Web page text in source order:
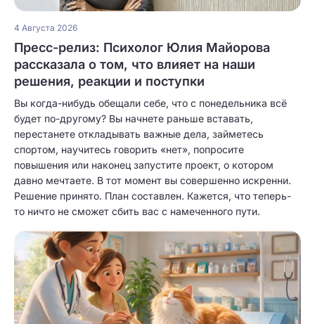
4 Августа 2026
Пресс-релиз: Психолог Юлия Майорова
рассказала о том, что влияет на наши
решения, реакции и поступки
Вы когда-нибудь обещали себе, что с понедельника всё
будет по-другому? Вы начнете раньше вставать,
перестанете откладывать важные дела, займетесь
спортом, научитесь говорить «нет», попросите
повышения или наконец запустите проект, о котором
давно мечтаете. В тот момент вы совершенно искренни.
Решение принято. План составлен. Кажется, что теперь-
то ничто не сможет сбить вас с намеченного пути.